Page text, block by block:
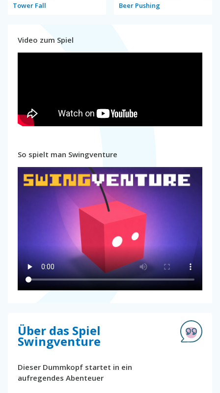
Tower Fall Beer Pushing
Video zum Spiel
So spielt man Swingventure
Über das Spiel
Swingventure
Dieser Dummkopf startet in ein
aufregendes Abenteuer